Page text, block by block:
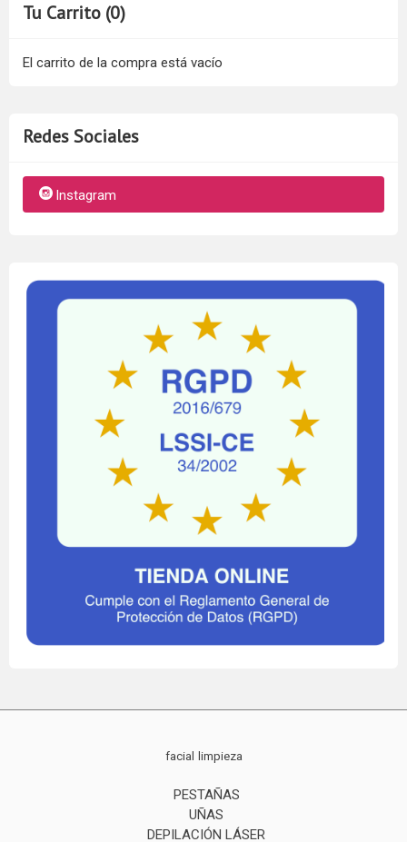
Tu Carrito (0)
El carrito de la compra está vacío
Redes Sociales
Instagram
facial limpieza
PESTAÑAS
UÑAS
DEPILACIÓN LÁSER